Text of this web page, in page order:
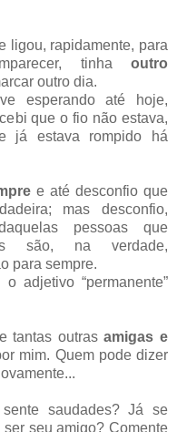
ligou, rapidamente, para
tinha outro
outro dia.
esperando até hoje,
que o fio não estava,
já estava rompido há
e até desconfio que
mas desconfio,
pessoas que
são, na verdade,
para sempre.
adjetivo “permanente”
tantas outrasamigas e
mim. Quem pode dizer
saudades? Já se
seu amigo? Comente